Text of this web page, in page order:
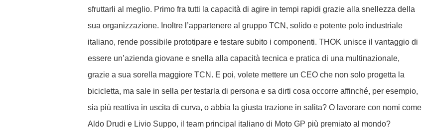
sfruttarli al meglio. Primo fra tutti la capacità di agire in tempi rapidi grazie alla snellezza della
sua organizzazione. Inoltre l’appartenere al gruppo TCN, solido e potente polo industriale
italiano, rende possibile prototipare e testare subito i componenti. THOK unisce il vantaggio di
essere un’azienda giovane e snella alla capacità tecnica e pratica di una multinazionale,
grazie a sua sorella maggiore TCN. E poi, volete mettere un CEO che non solo progetta la
bicicletta, ma sale in sella per testarla di persona e sa dirti cosa occorre affinché, per esempio,
sia più reattiva in uscita di curva, o abbia la giusta trazione in salita? O lavorare con nomi come
Aldo Drudi e Livio Suppo, il team principal italiano di Moto GP più premiato al mondo?